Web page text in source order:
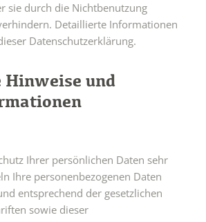
sie durch die Nichtbenutzung
Detaillierte Informationen
Datenschutzerklärung.
und
Ihrer persönlichen Daten sehr
Ihre personenbezogenen Daten
entsprechend der gesetzlichen
sowie dieser